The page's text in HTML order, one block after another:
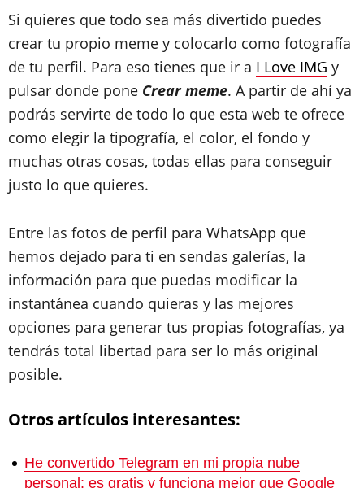
Si quieres que todo sea más divertido puedes
crear tu propio meme y colocarlo como fotografía
de tu perfil. Para eso tienes que ir a I Love IMG y
pulsar donde pone Crear meme. A partir de ahí ya
podrás servirte de todo lo que esta web te ofrece
como elegir la tipografía, el color, el fondo y
muchas otras cosas, todas ellas para conseguir
justo lo que quieres.
Entre las fotos de perfil para WhatsApp que
hemos dejado para ti en sendas galerías, la
información para que puedas modificar la
instantánea cuando quieras y las mejores
opciones para generar tus propias fotografías, ya
tendrás total libertad para ser lo más original
posible.
Otros artículos interesantes:
He convertido Telegram en mi propia nube
personal: es gratis y funciona mejor que Google